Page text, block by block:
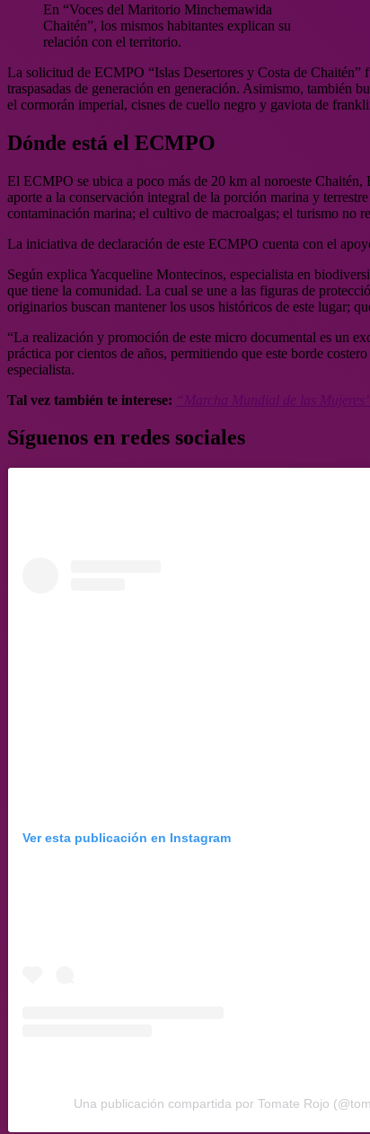
En “Voces del Maritorio Minchemawida
Chaitén”, los mismos habitantes explican su
relación con el territorio.
La solicitud de ECMPO “Islas Desertores y Costa de Chaitén”
traspasadas de generación en generación. Asimismo, también
el cormorán imperial, cisnes de cuello negro y gaviota de
Dónde está el ECMPO
El ECMPO se ubica a poco más de 20 km al noroeste
aporte a la conservación integral de la porción marina y
contaminación marina; el cultivo de macroalgas; el turismo no
La iniciativa de declaración de este ECMPO cuenta con el
Según explica Yacqueline Montecinos, especialista en
que tiene la comunidad. La cual se une a las figuras de
originarios buscan mantener los usos históricos de este lugar;
“La realización y promoción de este micro documental es un
práctica por cientos de años, permitiendo que este borde
especialista.
Tal vez también te interese:
Síguenos en redes sociales
Ver esta publicación en Instagram
Una publicación compartida por Tomate Rojo